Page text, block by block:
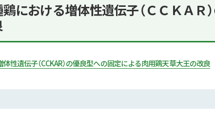
における増体性遺伝子（ＣＣＫＡ
性遺伝子（CCKAR）の優良型への固定による肉用鶏天草大王の改良